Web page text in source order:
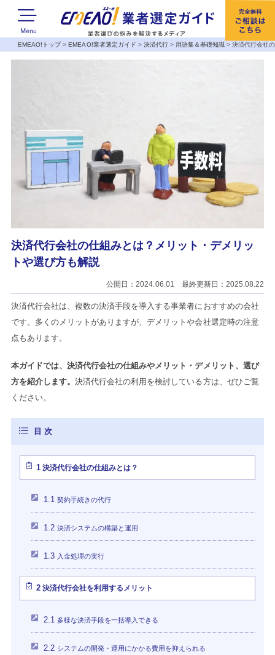
EMEAO!トップ>EMEAO!業者選定ガイド > 決済代行> 用語集＆基礎知識 >決済代行会社
決済代行会社の仕組みとは？メリット・デメリッ
トや選び方も解説
公開日：2024.06.01 最終更新日：2025.08.22
決済代行会社は、複数の決済手段を導入する事業者におすすめの会社
です。多くのメリットがありますが、デメリットや会社選定時の注意
点もあります。
本ガイドでは、決済代行会社の仕組みやメリット・デメリット、選び
方を紹介します。決済代行会社の利用を検討している方は、ぜひご覧
ください。
1決済代行会社の仕組みとは？
1.1 契約手続きの代行
1.2 決済システムの構築と運用
1.3 入金処理の実行
2決済代行会社を利用するメリット
2.1 多様な決済手段を一括導入できる
2.2 システムの開発・運用にかかる費用を抑えられる